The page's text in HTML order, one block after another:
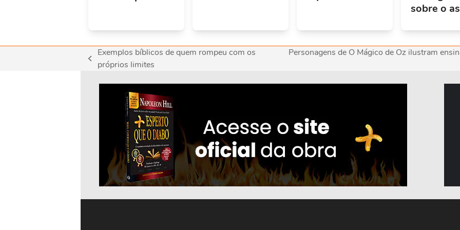
sobre o
previous
Exemplos bíblicos de quem rompeu com os
próprios limites
Personagens de O Mágico de Oz ilustram